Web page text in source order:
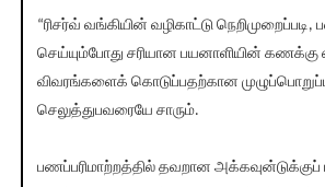
“ரிசர்வ் வங்கியின் வழிகாட்டு நெறிமுறைப்படி,
செய்யும்போது சரியான பயனாளியின்
விவரங்களைக் கொடுப்பதற்கான
செலுத்துபவரையே சாரும்.
பணப்பரிமாற்றத்தில் தவறான